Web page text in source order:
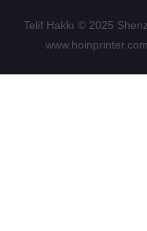
Telif Hakkı © 2025